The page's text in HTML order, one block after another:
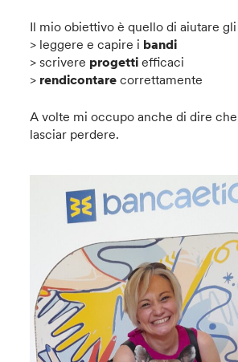
Il mio obiettivo è quello di aiutare
> leggere e capire i bandi
> scrivere progettiefficaci
> rendicontare correttamente
A volte mi occupo anche di dire
lasciar perdere.